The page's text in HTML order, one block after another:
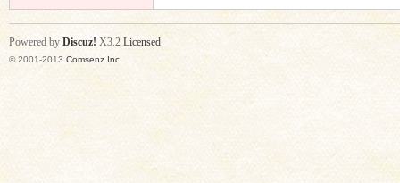
Powered by Discuz! X3.2 Licensed
© 2001-2013 Comsenz Inc.